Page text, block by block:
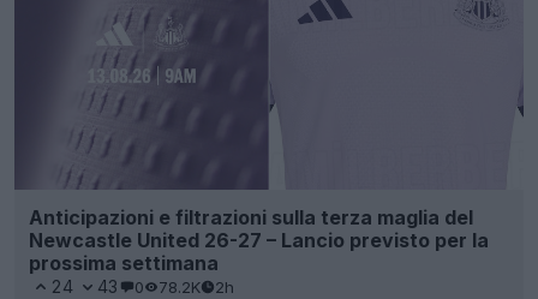
Anticipazioni e filtrazioni sulla terza maglia del
Newcastle United 26-27 – Lancio previsto per la
prossima settimana
24 43 0 78.2K 2h